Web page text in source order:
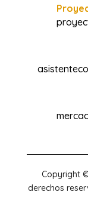
Copyright
derechos